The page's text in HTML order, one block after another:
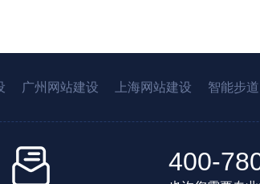
广州网站建设 上海网站建设 智能步道
400-